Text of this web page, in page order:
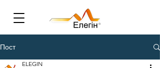
Пост
ELEGIN